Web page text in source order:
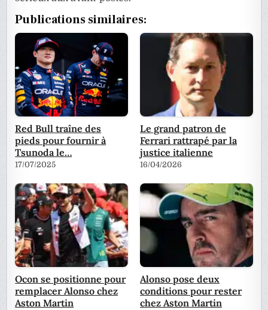
Publications similaires:
Red Bull traîne des
pieds pour fournir à
Tsunoda le…
17/07/2025
Le grand patron de
Ferrari rattrapé par la
justice italienne
16/04/2026
Ocon se positionne pour
remplacer Alonso chez
Aston Martin
Alonso pose deux
conditions pour rester
chez Aston Martin